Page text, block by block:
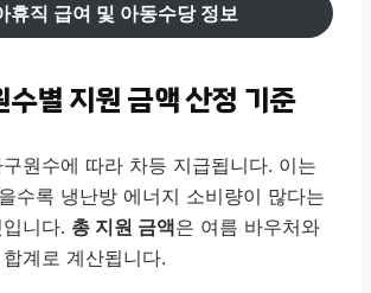
휴직 급여 및 아동수당 정보
수별 지원 금액 산정 기준
원수에 따라 차등 지급됩니다. 이는
수록 냉난방 에너지 소비량이 많다는
니다. 총 지원 금액은 여름 바우처와
계로 계산됩니다.